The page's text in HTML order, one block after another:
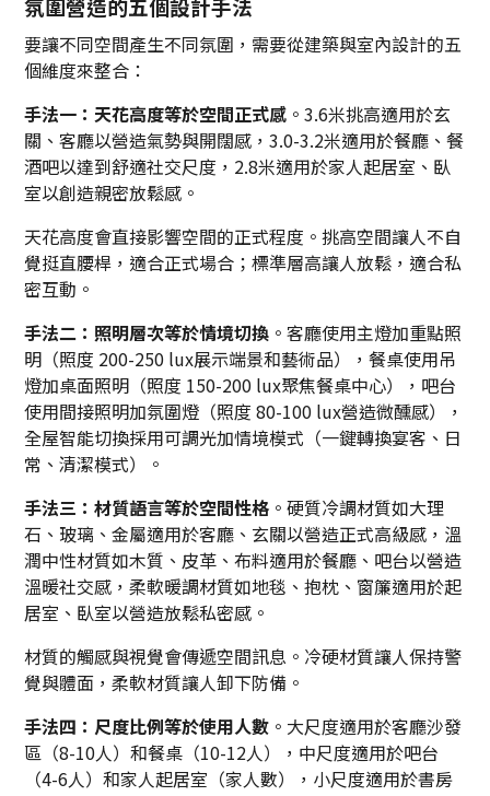
要讓不同空間產生不同氛圍，需要從建築與室內設計的五
個維度來整合：
手法一：天花高度等於空間正式感 。3.6米挑高適用於玄
關、客廳以營造氣勢與開闊感，3.0-3.2米適用於餐廳、餐
酒吧以達到舒適社交尺度，2.8米適用於家人起居室、臥
室以創造親密放鬆感。
天花高度會直接影響空間的正式程度。挑高空間讓人不自
覺挺直腰桿，適合正式場合；標準層高讓人放鬆，適合私
密互動。
手法二：照明層次等於情境切換 。客廳使用主燈加重點照
明（照度 200-250 lux展示端景和藝術品），餐桌使用吊
燈加桌面照明（照度 150-200 lux聚焦餐桌中心），吧台
使用間接照明加氛圍燈（照度 80-100 lux營造微醺感），
全屋智能切換採用可調光加情境模式（一鍵轉換宴客、日
常、清潔模式）。
手法三：材質語言等於空間性格 。硬質冷調材質如大理
石、玻璃、金屬適用於客廳、玄關以營造正式高級感，溫
潤中性材質如木質、皮革、布料適用於餐廳、吧台以營造
溫暖社交感，柔軟暖調材質如地毯、抱枕、窗簾適用於起
居室、臥室以營造放鬆私密感。
材質的觸感與視覺會傳遞空間訊息。冷硬材質讓人保持警
覺與體面，柔軟材質讓人卸下防備。
手法四：尺度比例等於使用人數 。大尺度適用於客廳沙發
區（8-10人）和餐桌（10-12人），中尺度適用於吧台
（4-6人）和家人起居室（家人數），小尺度適用於書房